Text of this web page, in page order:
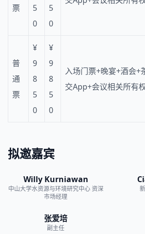
票
5
0
5
0
普
通
票
¥
9
8
5
0
¥
9
8
5
0
入场门票+晚宴+酒会+
交App+会议相关所有
拟邀嘉宾
Willy Kurniawan
中山大学水资源与环境研究中心 资深
市场经理
张爱培
副主任